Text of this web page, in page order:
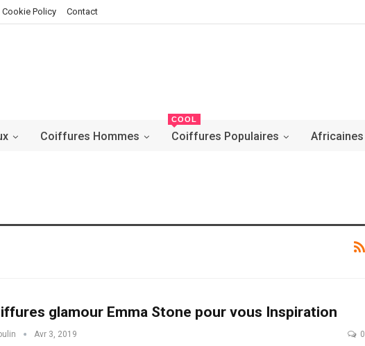
Cookie Policy Contact
Coiffures Hommes Coiffures Populaires
COOL
Africaines
glamour Emma Stone pour vous Inspiration
Avr 3, 2019 0